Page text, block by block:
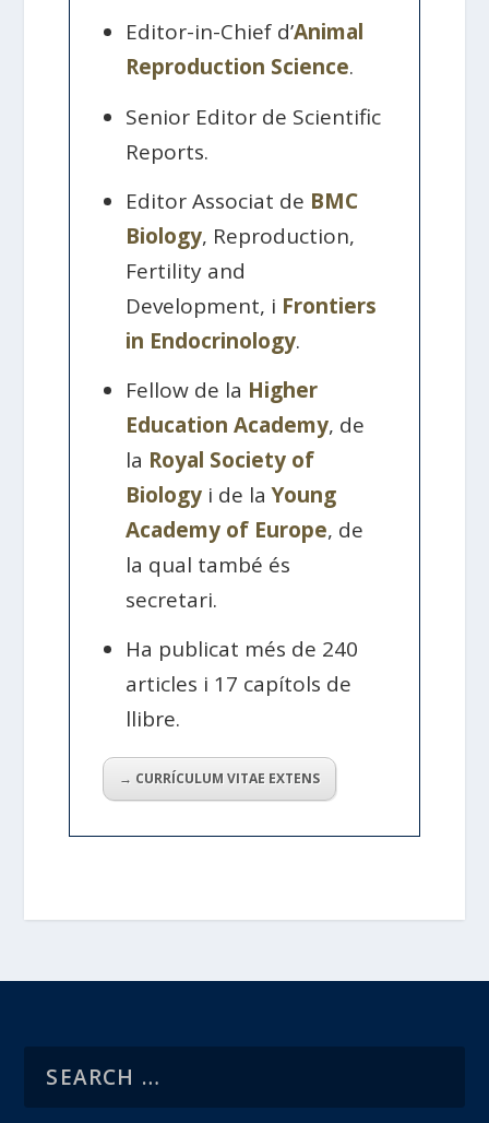
Editor-in-Chief d’Animal
Reproduction Science.
Senior Editor de Scientific
Reports.
Editor Associat de BMC
Biology, Reproduction,
Fertility and
Development, i Frontiers
in Endocrinology.
Fellow de la Higher
Education Academy, de
la Royal Society of
Biology i de laYoung
Academy of Europe, de
la qual també és
secretari.
Ha publicat més de 240
articles i 17 capítols de
llibre.
→ CURRÍCULUM VITAE EXTENS